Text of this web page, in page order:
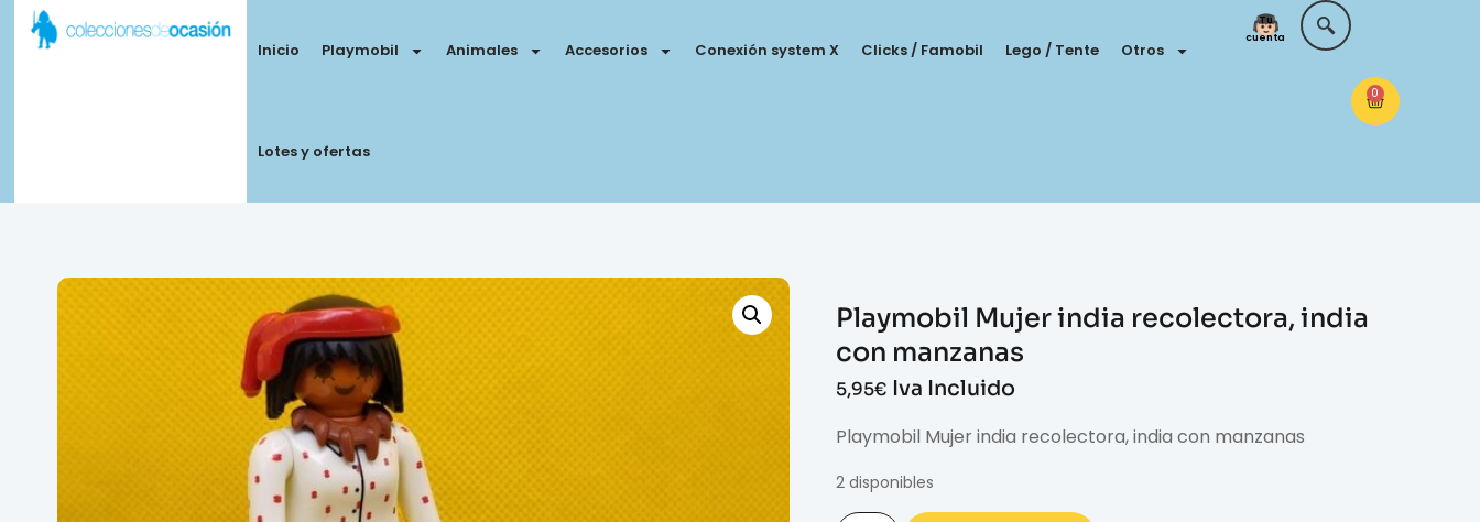
Inicio Playmobil Animales Accesorios Conexión system X Clicks / Famobil Lego / Tente Otros
Lotes y ofertas
Tu
cuenta
0
Playmobil Mujer india recolectora, india
con manzanas
5,95€ Iva Incluido
Playmobil Mujer india recolectora, india con manzanas
2 disponibles